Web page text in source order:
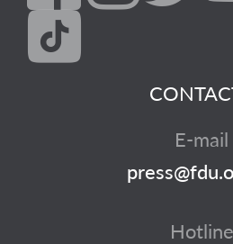
E-mail
Hotline